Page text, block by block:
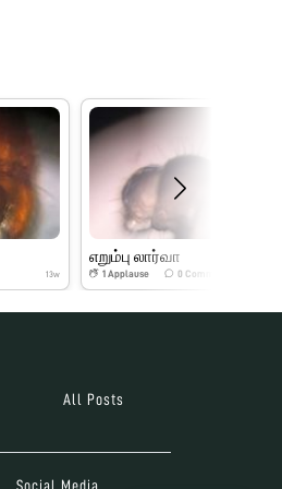
13w
எறும்பு லார்வா
1Applause 0 Comments
All Posts